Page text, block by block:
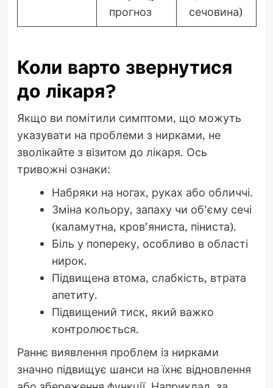
прогноз
сечовина)
Коли варто звернутися
до лікаря?
Якщо ви помітили симптоми, що можуть
указувати на проблеми з нирками, не
зволікайте з візитом до лікаря. Ось
тривожні ознаки:
Набряки на ногах, руках або обличчі.
Зміна кольору, запаху чи об’єму сечі
(каламутна, кров’яниста, піниста).
Біль у попереку, особливо в області
нирок.
Підвищена втома, слабкість, втрата
апетиту.
Підвищений тиск, який важко
контролюється.
Раннє виявлення проблем із нирками
значно підвищує шанси на їхнє відновлення